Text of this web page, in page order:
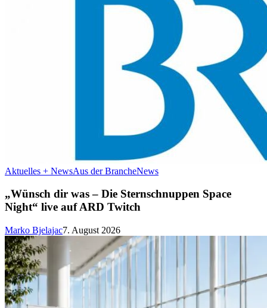
Aktuelles + NewsAus der BrancheNews
„Wünsch dir was – Die Sternschnuppen Space
Night“ live auf ARD Twitch
Marko Bjelajac7. August 2026